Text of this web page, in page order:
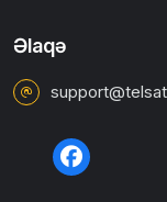
Əlaqə